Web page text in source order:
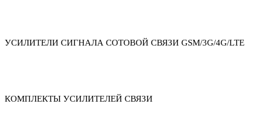
УСИЛИТЕЛИ СИГНАЛА СОТОВОЙ СВЯЗИ GSM/3G/4G/LTE
КОМПЛЕКТЫ УСИЛИТЕЛЕЙ СВЯЗИ